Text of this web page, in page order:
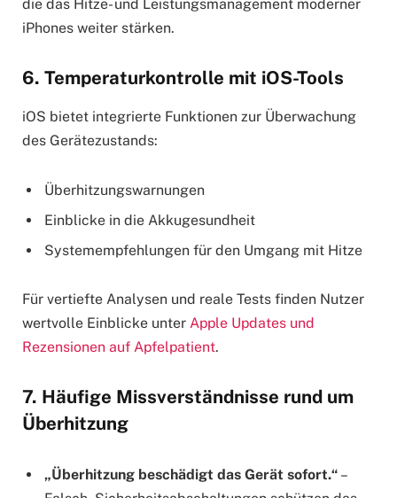
die das Hitze- und Leistungsmanagement moderner
iPhones weiter stärken.
6. Temperaturkontrolle mit iOS-Tools
iOS bietet integrierte Funktionen zur Überwachung
des Gerätezustands:
Überhitzungswarnungen
Einblicke in die Akkugesundheit
Systemempfehlungen für den Umgang mit Hitze
Für vertiefte Analysen und reale Tests finden Nutzer
wertvolle Einblicke unter Apple Updates und
Rezensionen auf Apfelpatient.
7. Häufige Missverständnisse rund um
Überhitzung
„Überhitzung beschädigt das Gerät sofort.“ –